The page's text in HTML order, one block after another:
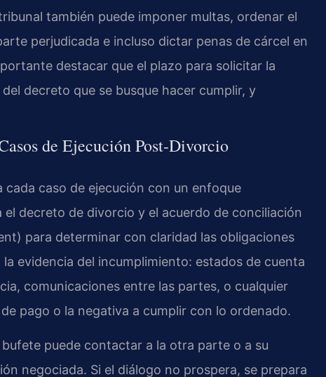
también puede imponer multas, ordenar el
perjudicada e incluso dictar penas de cárcel en
destacar que el plazo para solicitar la
decreto que se busque hacer cumplir, y
de Ejecución Post-Divorcio
cada caso de ejecución con un enfoque
decreto de divorcio y el acuerdo de conciliación
para determinar con claridad las obligaciones
evidencia del incumplimiento: estados de cuenta
comunicaciones entre las partes, o cualquier
pago o la negativa a cumplir con lo ordenado.
puede contactar a la otra parte o a su
negociada. Si el diálogo no prospera, se prepara